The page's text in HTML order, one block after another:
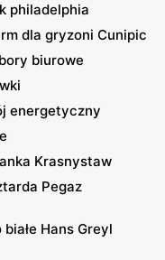
philadelphia
dla gryzoni Cunipic
biurowe
energetyczny
Krasnystaw
Pegaz
białe Hans Greyl